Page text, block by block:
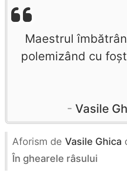
Maestrul
polemizând cu
Vasile
Aforism de Vasile Ghica
În ghearele râsului